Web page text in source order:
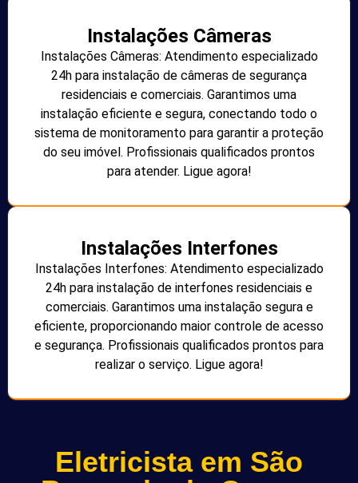
Instalações Câmeras
Instalações Câmeras: Atendimento especializado
24h para instalação de câmeras de segurança
residenciais e comerciais. Garantimos uma
instalação eficiente e segura, conectando todo o
sistema de monitoramento para garantir a proteção
do seu imóvel. Profissionais qualificados prontos
para atender. Ligue agora!
Instalações Interfones
Instalações Interfones: Atendimento especializado
24h para instalação de interfones residenciais e
comerciais. Garantimos uma instalação segura e
eficiente, proporcionando maior controle de acesso
e segurança. Profissionais qualificados prontos para
realizar o serviço. Ligue agora!
Eletricista em São